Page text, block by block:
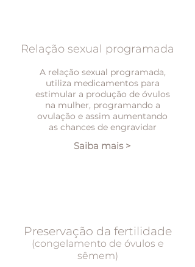
Relação sexual programada
A relação sexual programada,
utiliza medicamentos para
estimular a produção de óvulos
na mulher, programando a
ovulação e assim aumentando
as chances de engravidar
Saiba mais >
Preservação da fertilidade
(congelamento de óvulos e
sêmem)